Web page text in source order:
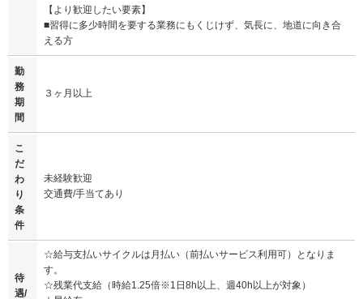
【より歓迎したい要素】
■習得に多少時間を要する業務にもくじけず、気長に、地道に向き合
える方
勤
務
期
間
３ヶ月以上
こ
だ
わ
り
条
件
未経験歓迎
交通費/手当てあり
待
遇/
☆給与支払いサイクルは月払い（前払いサービス利用可）となりま
す。
☆残業代支給（時給1.25倍※1日8h以上、週40h以上が対象）